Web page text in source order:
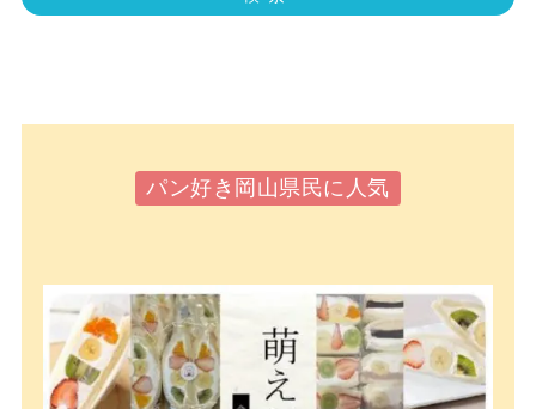
パン好き岡山県民に人気